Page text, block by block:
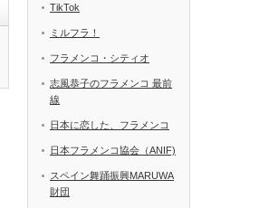
TikTok
ミルフラ！
フラメンコ・シティオ
志風恭子のフラメンコ 最前
線
日本に恋した、フラメンコ
日本フラメンコ協会（ANIF)
スペイン舞踊振興MARUWA
財団